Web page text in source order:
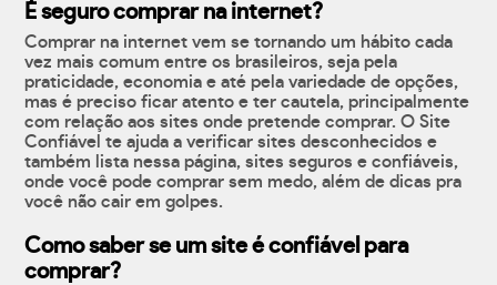
É seguro comprar na internet?
Comprar na internet vem se tornando um hábito cada
vez mais comum entre os brasileiros, seja pela
praticidade, economia e até pela variedade de opções,
mas é preciso ficar atento e ter cautela, principalmente
com relação aos sites onde pretende comprar. O Site
Confiável te ajuda a verificar sites desconhecidos e
também lista nessa página, sites seguros e confiáveis,
onde você pode comprar sem medo, além de dicas pra
você não cair em golpes.
Como saber se um site é confiável para
comprar?